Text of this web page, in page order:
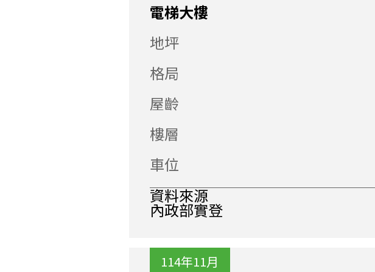
電梯大樓
地坪
格局
屋齡
樓層
車位
資料來源
內政部實登
114年11月